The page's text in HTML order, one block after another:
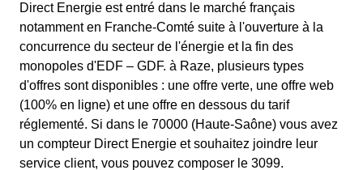
Direct Energie est entré dans le marché français
notamment en Franche-Comté suite à l'ouverture à la
concurrence du secteur de l'énergie et la fin des
monopoles d'EDF – GDF. à Raze, plusieurs types
d'offres sont disponibles : une offre verte, une offre web
(100% en ligne) et une offre en dessous du tarif
réglementé. Si dans le 70000 (Haute-Saône) vous avez
un compteur Direct Energie et souhaitez joindre leur
service client, vous pouvez composer le 3099.